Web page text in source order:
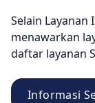
Selain Layanan
menawarkan
daftar layanan
Informasi